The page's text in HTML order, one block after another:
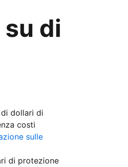
di
dollari di
costi
sulle
di protezione